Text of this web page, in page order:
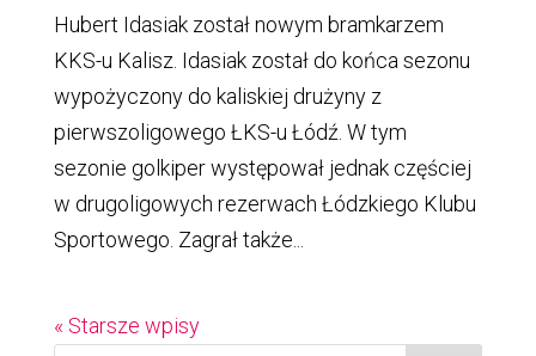
Hubert Idasiak został nowym bramkarzem
KKS-u Kalisz. Idasiak został do końca sezonu
wypożyczony do kaliskiej drużyny z
pierwszoligowego ŁKS-u Łódź. W tym
sezonie golkiper występował jednak częściej
w drugoligowych rezerwach Łódzkiego Klubu
Sportowego. Zagrał także...
« Starsze wpisy